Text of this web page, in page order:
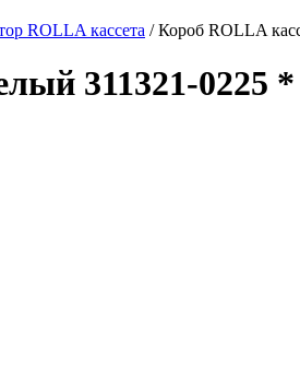
ROLLA кассета / Короб ROLLA
311321-0225 *